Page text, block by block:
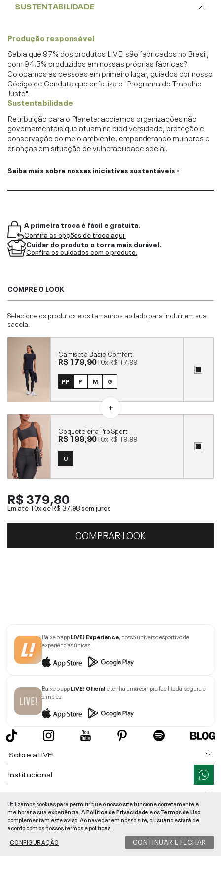
SUSTENTABILIDADE
Produção responsável
Sabia que 97% dos produtos LIVE! são fabricados no Brasil,
com 94,5% produzidos em nossas próprias fábricas?
Colocamos as pessoas em primeiro lugar, guiados por nosso
Código de Conduta que enfatiza o "Programa de Trabalho
Justo".
Sustentabilidade
Retribuição para o Planeta: apoiamos organizações não
governamentais que atuam na biodiversidade, proteção e
conservação do meio ambiente, emponderando mulheres e
crianças em situação de vulnerabilidade social.
Saiba mais sobre nossas iniciativas sustentáveis ›
A primeira troca é fácil e gratuita.
Confira as opções de troca aqui.
Cuidar do produto o torna mais durável.
Confira os cuidados com o produto.
COMPRE O LOOK
Selecione os produtos e os tamanhos ao lado para incluir em sua
sacola.
Camiseta Basic Comfort
R$ 179,9010xR$ 17,99
PP P M G
Coqueteleira Pro Sport
R$ 199,9010xR$ 19,99
U
R$ 379,80
Em até 10x deR$ 37,98sem juros
COMPRAR LOOK
Baixe o appLIVE! Experience , nosso universo esportivo de
experiências únicas.
Baixe o appLIVE! Oficiale tenha uma compra facilitada, segura e
simples.
Sobre a LIVE!
Institucional
Ajuda
Segurança e Qualidade
LIVE!©2026- TODOS OS DIREITOS RESERVADOS -RUA MANOEL FRANCISCO
Utilizamos cookies para permitir que o nosso site funcione corretamente e
melhorar a sua experiência. APolitica de Privacidade e osTermos de Uso
complementam este aviso. Ao navegar em nosso site, o usuário estará de
acordo com os nossos termos e políticas.
CONFIGURAÇÃO
CONTINUAR E FECHAR